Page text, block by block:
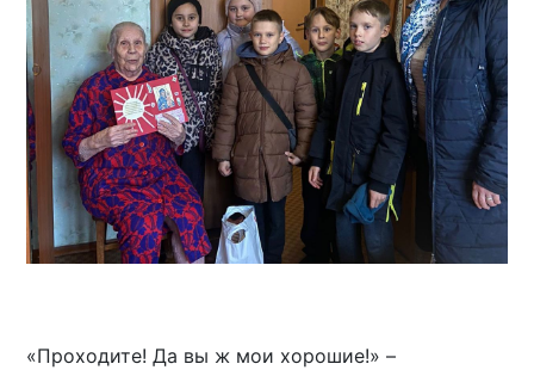
«Проходите! Да вы ж мои хорошие!» –